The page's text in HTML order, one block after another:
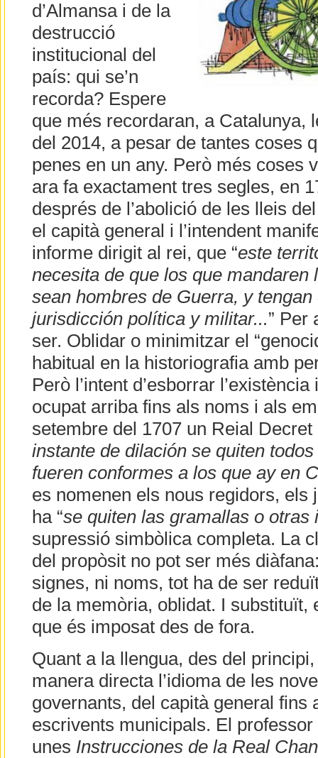
d’Almansa i de la
destrucció
institucional del
país: qui se’n
recorda? Espere
que més recordaran, a Catalunya,
del 2014, a pesar de tantes coses
penes en un any. Però més coses
ara fa exactament tres segles, en
després de l’abolició de les lleis
el capità general i l’intendent
informe dirigit al rei, que “este
necesita de que los que mandaren
sean hombres de Guerra, y
jurisdicción política y militar...” Per
ser. Oblidar o minimitzar el
habitual en la historiografia amb
Però l’intent d’esborrar
ocupat arriba fins als noms i als
setembre del 1707 un Reial Decret
instante de dilación se quiten
fueren conformes a los que ay en
es nomenen els nous regidors, els
ha “se quiten las gramallas o otras
supressió simbòlica completa. La
del propòsit no pot ser més
signes, ni noms, tot ha de ser
de la memòria, oblidat. I substituït,
que és imposat des de fora.
Quant a la llengua, des del
manera directa l’idioma de les
governants, del capità general fins
escrivents municipals. El
unes Instrucciones de la Real